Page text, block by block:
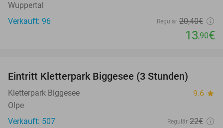
Wuppertal
Verkauft: 96
Regulär 20,40€
13,90€
Eintritt Kletterpark Biggesee (3 Stunden)
Kletterpark Biggesee 9.6 star
Olpe
Verkauft: 507
Regulär 22€